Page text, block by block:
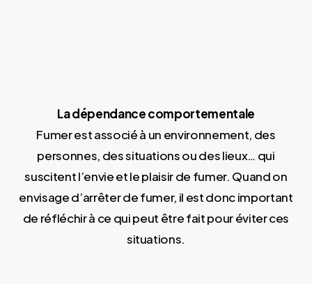
La dépendance comportementale
Fumer est associé à un environnement, des
personnes, des situations ou des lieux… qui
suscitent l’envie et le plaisir de fumer. Quand on
envisage d’arrêter de fumer, il est donc important
de réfléchir à ce qui peut être fait pour éviter ces
situations.